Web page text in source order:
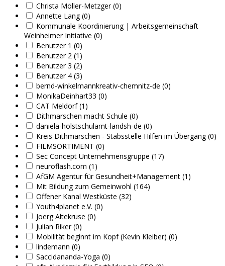
Christa Möller-Metzger (0)
Annette Lang (0)
Kommunale Koordinierung | Arbeitsgemeinschaft
Weinheimer Initiative (0)
Benutzer 1 (0)
Benutzer 2 (1)
Benutzer 3 (2)
Benutzer 4 (3)
bernd-winkelmannkreativ-chemnitz-de (0)
MonikaDeinhart33 (0)
CAT Meldorf (1)
Dithmarschen macht Schule (0)
daniela-holstschulamt-landsh-de (0)
Kreis Dithmarschen - Stabsstelle Hilfen im Übergang (0)
FILMSORTIMENT (0)
Sec Concept Unternehmensgruppe (17)
neuroflash.com (1)
AfGM Agentur für Gesundheit+Management (1)
Mit Bildung zum Gemeinwohl (164)
Offener Kanal Westküste (32)
Youth4planet e.V. (0)
Joerg Altekruse (0)
Julian Riker (0)
Mobilität beginnt im Kopf (Kevin Kleiber) (0)
lindemann (0)
Saccidananda-Yoga (0)